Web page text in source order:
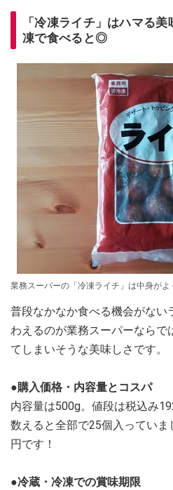
「冷凍ライチ」はハマる
凍で食べると◎
業務スーパーの「冷凍ライチ」は中身がよ
普段なかなか食べる機会がない
わえるのが業務スーパーならで
てしまいそうな美味しさです。
●購入価格・内容量とコスパ
内容量は500g。値段は税込み
数えると全部で25個入ってい
円です！
●冷蔵・冷凍での賞味期限